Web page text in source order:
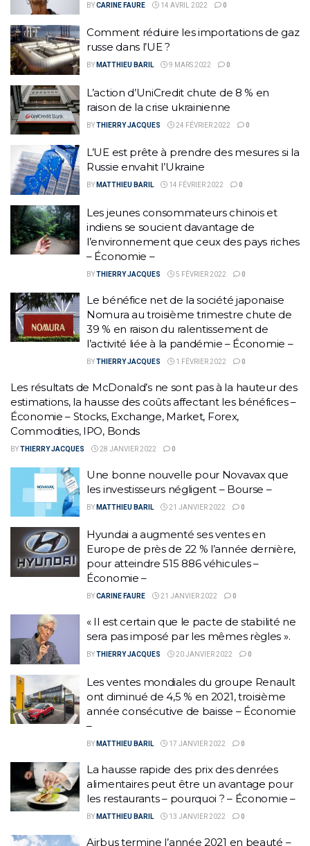
BYCARINE FAURE 14 AVRIL 2022 0
Comment réduire les importations de gaz
russe dans l’UE ?
BY MATTHIEU BARIL 9 MARS 2022 0
L’action d’UniCredit chute de 8 % en
raison de la crise ukrainienne
BYTHIERRY JACQUES 24 FÉVRIER 2022 0
L’UE est prête à prendre des mesures si la
Russie envahit l’Ukraine
BY MATTHIEU BARIL 14 FÉVRIER 2022 0
Les jeunes consommateurs chinois et
indiens se soucient davantage de
l’environnement que ceux des pays riches
– Économie –
BYTHIERRY JACQUES 5 FÉVRIER 2022 0
Le bénéfice net de la société japonaise
Nomura au troisième trimestre chute de
39 % en raison du ralentissement de
l’activité liée à la pandémie – Économie –
BYTHIERRY JACQUES 1 FÉVRIER 2022 0
Les résultats de McDonald’s ne sont pas à la hauteur des
estimations, la hausse des coûts affectant les bénéfices –
Économie – Stocks, Exchange, Market, Forex,
Commodities, IPO, Bonds
BYTHIERRY JACQUES 28 JANVIER 2022 0
Une bonne nouvelle pour Novavax que
les investisseurs négligent – Bourse –
BY MATTHIEU BARIL 21 JANVIER 2022 0
Hyundai a augmenté ses ventes en
Europe de près de 22 % l’année dernière,
pour atteindre 515 886 véhicules –
Économie –
BYCARINE FAURE 21 JANVIER 2022 0
« Il est certain que le pacte de stabilité ne
sera pas imposé par les mêmes règles ».
BYTHIERRY JACQUES 20 JANVIER 2022 0
Les ventes mondiales du groupe Renault
ont diminué de 4,5 % en 2021, troisième
année consécutive de baisse – Économie
–
BY MATTHIEU BARIL 17 JANVIER 2022 0
La hausse rapide des prix des denrées
alimentaires peut être un avantage pour
les restaurants – pourquoi ? – Économie –
BY MATTHIEU BARIL 13 JANVIER 2022 0
Airbus termine l’année 2021 en beauté –